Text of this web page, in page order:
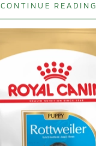
CONTINUE READING